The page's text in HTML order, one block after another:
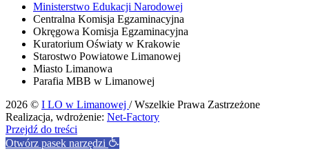
Ministerstwo Edukacji Narodowej
Centralna Komisja Egzaminacyjna
Okręgowa Komisja Egzaminacyjna
Kuratorium Oświaty w Krakowie
Starostwo Powiatowe Limanowej
Miasto Limanowa
Parafia MBB w Limanowej
2026 © I LO w Limanowej / Wszelkie Prawa Zastrzeżone
Realizacja, wdrożenie: Net-Factory
Przejdź do treści
Otwórz pasek narzędzi